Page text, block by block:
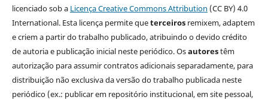
licenciado sob a Licença Creative Commons Attribution (CC BY) 4.0
International. Esta licença permite queterceirosremixem, adaptem
e criem a partir do trabalho publicado, atribuindo o devido crédito
de autoria e publicação inicial neste periódico. Osautorestêm
autorização para assumir contratos adicionais separadamente, para
distribuição não exclusiva da versão do trabalho publicada neste
periódico (ex.: publicar em repositório institucional, em site pessoal,